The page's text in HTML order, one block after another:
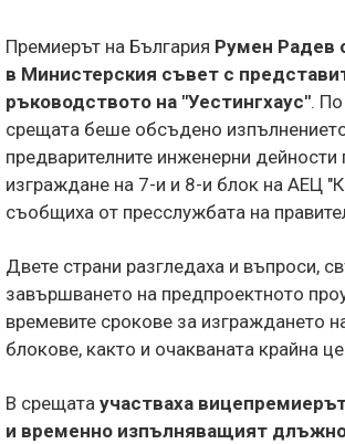
Премиерът на България Румен Радев
в Министерския съвет с
ръководството на "Уестингхаус".
срещата беше обсъдено
предварителните инженерни дейности
изграждане на 7-и и 8-и блок на АЕЦ
съобщиха от пресслужбата на
Двете страни разгледаха и въпроси,
завършването на предпроектното
времевите срокове за изграждането
блокове, както и очакваната крайна
В срещата участваха
и временно изпълняващият